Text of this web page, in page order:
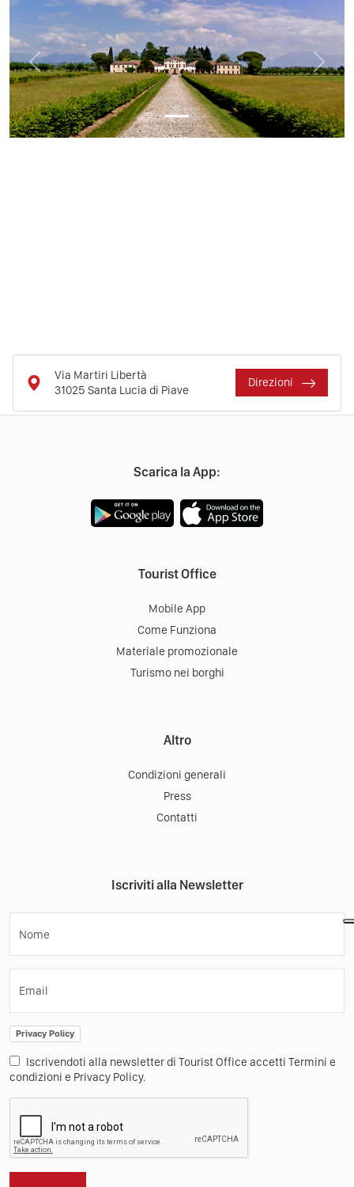
Previous Next
Via Martiri Libertà
31025 Santa Lucia di Piave
Direzioni
Scarica la App:
Tourist Office
Mobile App
Come Funziona
Materiale promozionale
Turismo nei borghi
Altro
Condizioni generali
Press
Contatti
Iscriviti alla Newsletter
Nome
Email
Privacy Policy
Iscrivendoti alla newsletter di Tourist Office accetti Termini e
condizioni e Privacy Policy.